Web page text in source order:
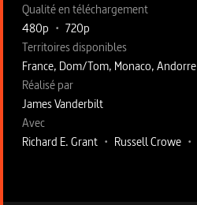
Qualité en téléchargement
480p • 720p
Territoires disponibles
France, Dom/Tom, Monaco, Andorre
Fiche technique section droite
Réalisé par
James Vanderbilt
Avec
Richard E. Grant • Russell Crowe •